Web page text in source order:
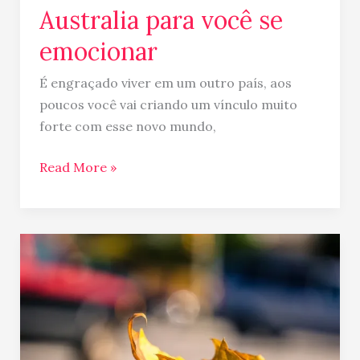
Australia para você se
emocionar
É engraçado viver em um outro país, aos
poucos você vai criando um vínculo muito
forte com esse novo mundo,
Read More »
Mudar
de
país
e
vulnerabilidade